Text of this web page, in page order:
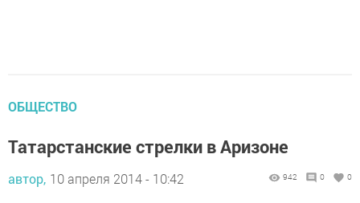
ОБЩЕСТВО
Татарстанские стрелки в Аризоне
автор, 10 апреля 2014 - 10:42 942 0 0